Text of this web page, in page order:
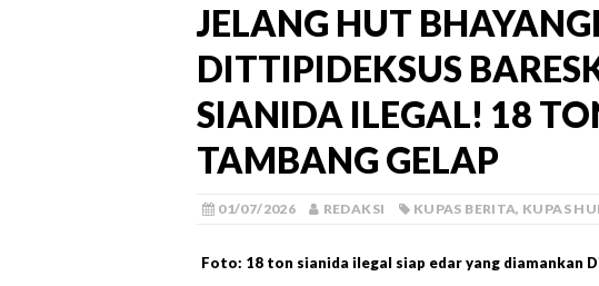
JELANG HUT
DITTIPIDEKSUS
SIANIDA ILEGAL! 18
TAMBANG GELAP
01/07/2026 REDAKSI KUPAS BERITA, KUPAS
Foto: 18 ton sianida ilegal siap edar yang diamankan